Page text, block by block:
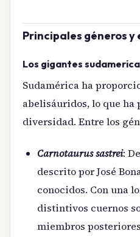
Principales géneros y
Los gigantes
Sudamérica ha
abelisáuridos, lo que
diversidad. Entre los
Carnotaurus sastrei:
descrito por José
conocidos. Con una
distintivos cuernos
miembros